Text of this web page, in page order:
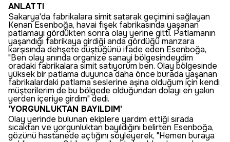
ANLATTI
Sakarya'da fabrikalara simit satarak geçimini sağlayan
Kenan Esenboğa, havai fişek fabrikasında yaşanan
patlamayı gördükten sonra olay yerine gitti. Patlamanın
yaşandığı fabrikaya girdiği anda gördüğü manzara
karşısında dehşete düştüğünü ifade eden Esenboğa,
"Ben olay anında organize sanayi bölgesindeydim
oradaki fabrikalara simit satıyorum ben. Olay bölgesinde
yüksek bir patlama duyunca daha önce burada yaşanan
fabrikalardaki patlama seslerine aşina olduğum için kendi
müşterilerim de bu bölgede olduğundan dolayı en yakın
yerden içeriye girdim" dedi.
'YORGUNLUKTAN BAYILDIM'
Olay yerinde bulunan ekiplere yardım ettiği sırada
sıcaktan ve yorgunluktan bayıldığını belirten Esenboğa,
gözünü hastanede açtığını söyleyerek, "Hemen buraya